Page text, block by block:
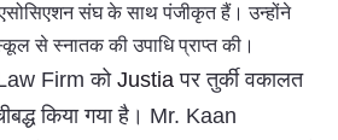
संघ के साथ पंजीकृत हैं। उन्होंने
से स्नातक की उपाधि प्राप्त की।
Firm को Justia पर तुर्की वकालत
किया गया है। Mr. Kaan